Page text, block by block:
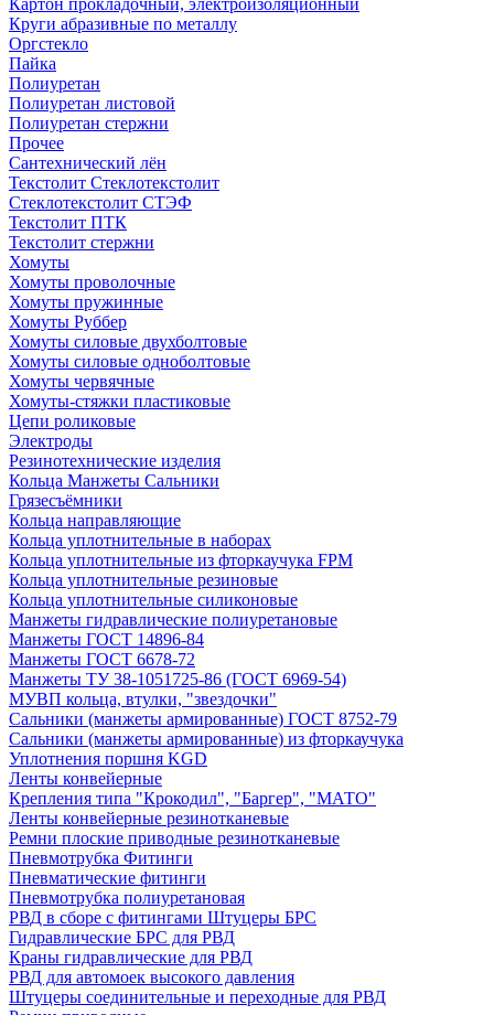
Картон прокладочный, электроизоляционный
Круги абразивные по металлу
Оргстекло
Пайка
Полиуретан
Полиуретан листовой
Полиуретан стержни
Прочее
Сантехнический лён
Текстолит Стеклотекстолит
Стеклотекстолит СТЭФ
Текстолит ПТК
Текстолит стержни
Хомуты
Хомуты проволочные
Хомуты пружинные
Хомуты Руббер
Хомуты силовые двухболтовые
Хомуты силовые одноболтовые
Хомуты червячные
Хомуты-стяжки пластиковые
Цепи роликовые
Электроды
Резинотехнические изделия
Кольца Манжеты Сальники
Грязесъёмники
Кольца направляющие
Кольца уплотнительные в наборах
Кольца уплотнительные из фторкаучука FPM
Кольца уплотнительные резиновые
Кольца уплотнительные силиконовые
Манжеты гидравлические полиуретановые
Манжеты ГОСТ 14896-84
Манжеты ГОСТ 6678-72
Манжеты ТУ 38-1051725-86 (ГОСТ 6969-54)
МУВП кольца, втулки, "звездочки"
Сальники (манжеты армированные) ГОСТ 8752-79
Сальники (манжеты армированные) из фторкаучука
Уплотнения поршня KGD
Ленты конвейерные
Крепления типа "Крокодил", "Баргер", "МАТО"
Ленты конвейерные резинотканевые
Ремни плоские приводные резинотканевые
Пневмотрубка Фитинги
Пневматические фитинги
Пневмотрубка полиуретановая
РВД в сборе с фитингами Штуцеры БРС
Гидравлические БРС для РВД
Краны гидравлические для РВД
РВД для автомоек высокого давления
Штуцеры соединительные и переходные для РВД